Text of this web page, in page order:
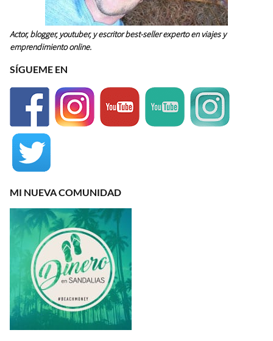
Actor, blogger, youtuber, y escritor best-seller experto en viajes y
emprendimiento online.
SÍGUEME EN
MI NUEVA COMUNIDAD